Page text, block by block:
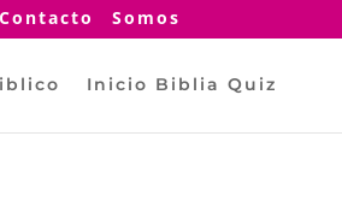
Contacto Somos
Inicio Biblia Quiz